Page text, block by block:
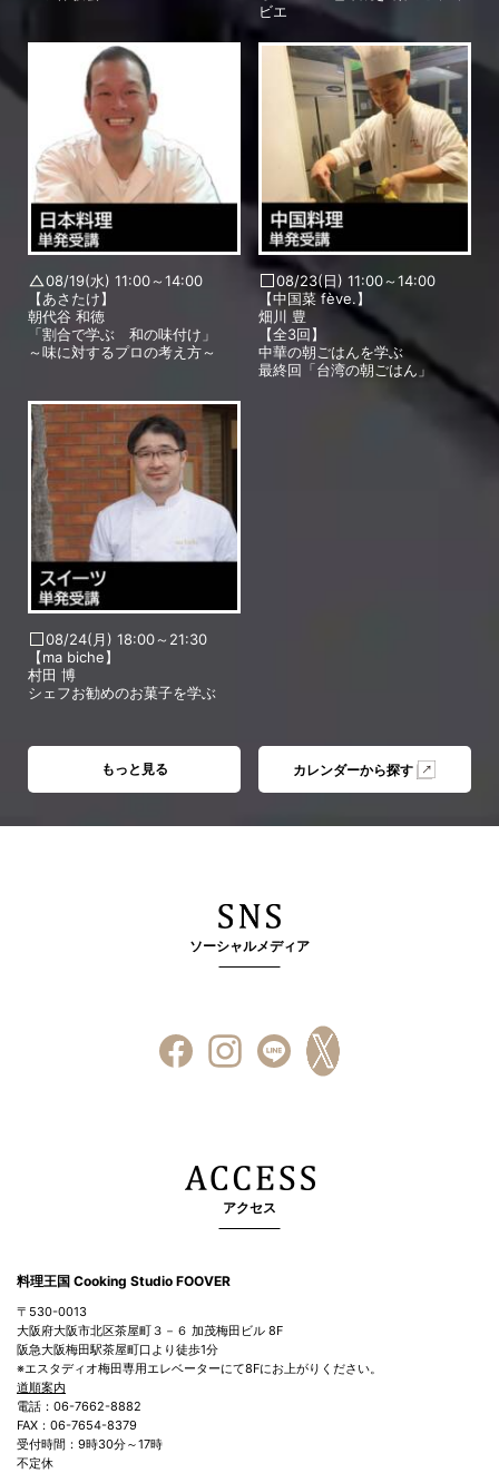
ビエ
08/19(水) 11:00～14:00
【あさたけ】
朝代谷 和徳
「割合で学ぶ 和の味付け」
～味に対するプロの考え方～
08/23(日) 11:00～14:00
【中国菜 fève.】
畑川 豊
【全3回】
中華の朝ごはんを学ぶ
最終回「台湾の朝ごはん」
08/24(月) 18:00～21:30
【ma biche】
村田 博
シェフお勧めのお菓子を学ぶ
もっと見る カレンダーから探す
ソーシャルメディア
アクセス
料理王国 Cooking Studio FOOVER
〒530-0013
大阪府大阪市北区茶屋町３－６ 加茂梅田ビル 8F
阪急大阪梅田駅茶屋町口より徒歩1分
※エスタディオ梅田専用エレベーターにて8Fにお上がりください。
道順案内
電話：06-7662-8882
FAX：06-7654-8379
受付時間：9時30分～17時
不定休